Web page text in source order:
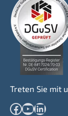
Treten Sie mit
Facebook YouTube LinkedIn